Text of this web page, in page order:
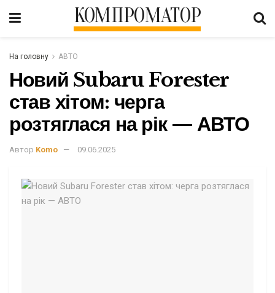
КОМПРОМАТОР
На головну АВТО
Новий Subaru Forester
став хітом: черга
розтяглася на рік — АВТО
Автор Komo 09.06.2025